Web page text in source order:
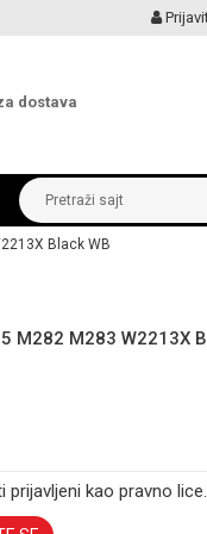
MOGUĆNOST
dostava
Pretraži sajt
Black WB
M282 M283 W2213X
prijavljeni kao pravno lice.